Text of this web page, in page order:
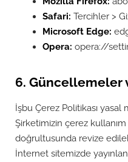
Safari: Tercihler >
Microsoft Edge:
Opera: opera://
6. Güncellemeler
İşbu Çerez Politikası
Şirketimizin çerez
doğrultusunda revize
İnternet sitemizde